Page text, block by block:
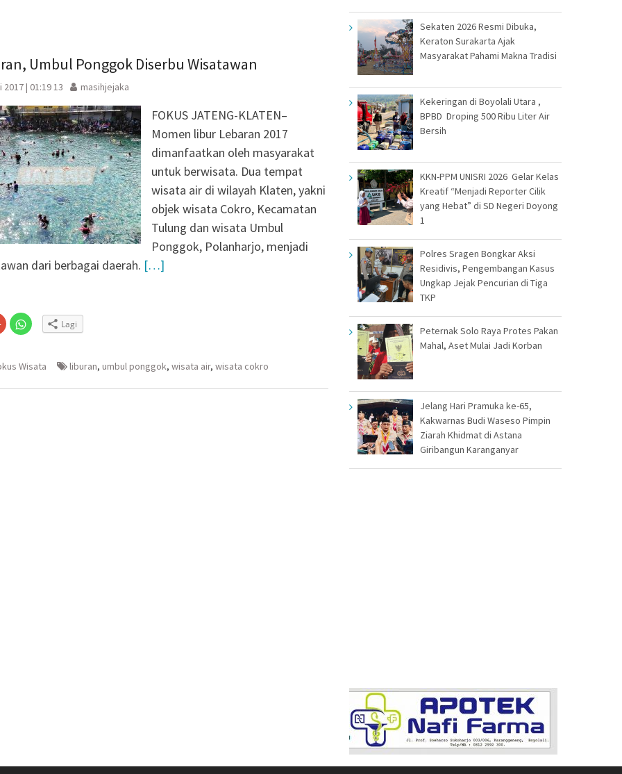
Umbul Ponggok Diserbu Wisatawan
| 01:19 13 masihjejaka
FOKUS JATENG-KLATEN–
Momen libur Lebaran 2017
dimanfaatkan oleh masyarakat
untuk berwisata. Dua tempat
wisata air di wilayah Klaten, yakni
objek wisata Cokro, Kecamatan
Tulung dan wisata Umbul
Ponggok, Polanharjo, menjadi
dari berbagai daerah. […]
Klik
untuk
berbagi
(Membuka
di
yang
Klik
untuk
di
jendela
baru)
Lagi
Wisata liburan, umbul ponggok, wisata air, wisata cokro
Sekaten 2026 Resmi Dibuka,
Keraton Surakarta Ajak
Masyarakat Pahami Makna Tradisi
Kekeringan di Boyolali Utara ,
BPBD Droping 500 Ribu Liter Air
Bersih
KKN-PPM UNISRI 2026 Gelar Kelas
Kreatif “Menjadi Reporter Cilik
yang Hebat” di SD Negeri Doyong
1
Polres Sragen Bongkar Aksi
Residivis, Pengembangan Kasus
Ungkap Jejak Pencurian di Tiga
TKP
Peternak Solo Raya Protes Pakan
Mahal, Aset Mulai Jadi Korban
Jelang Hari Pramuka ke-65,
Kakwarnas Budi Waseso Pimpin
Ziarah Khidmat di Astana
Giribangun Karanganyar